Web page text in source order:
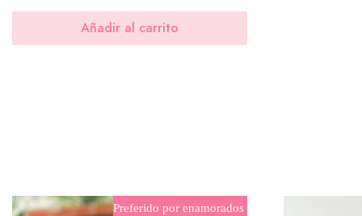
Añadir al carrito
Preferido por enamorados